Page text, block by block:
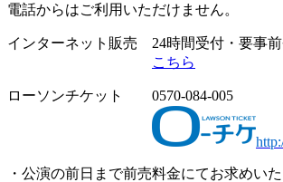
電話からはご利用いただけません。
インターネット販売 24時間受付・要事
こちら
ローソンチケット 0570-084-005
・公演の前日まで前売料金にてお求めいた